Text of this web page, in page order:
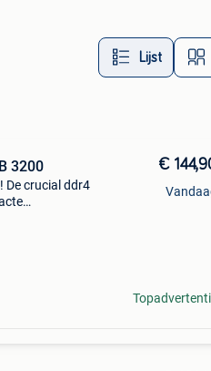
Lijst
3200
De crucial ddr4
€